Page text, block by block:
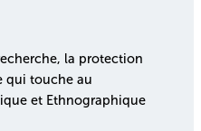
la protection
qui touche au
et Ethnographique